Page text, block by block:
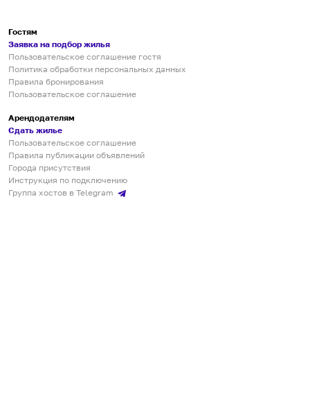
Гостям
Заявка на подбор жилья
Пользовательское соглашение гостя
Политика обработки персональных данных
Правила бронирования
Пользовательское соглашение
Арендодателям
Сдать жилье
Пользовательское соглашение
Правила публикации объявлений
Города присутствия
Инструкция по подключению
Группа хостов в Telegram